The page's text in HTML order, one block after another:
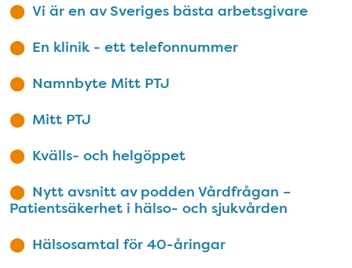
Vi är en av Sveriges bästa arbetsgivare
En klinik - ett telefonnummer
Namnbyte Mitt PTJ
Mitt PTJ
Kvälls- och helgöppet
Nytt avsnitt av podden Vårdfrågan –
Patientsäkerhet i hälso- och sjukvården
Hälsosamtal för 40-åringar